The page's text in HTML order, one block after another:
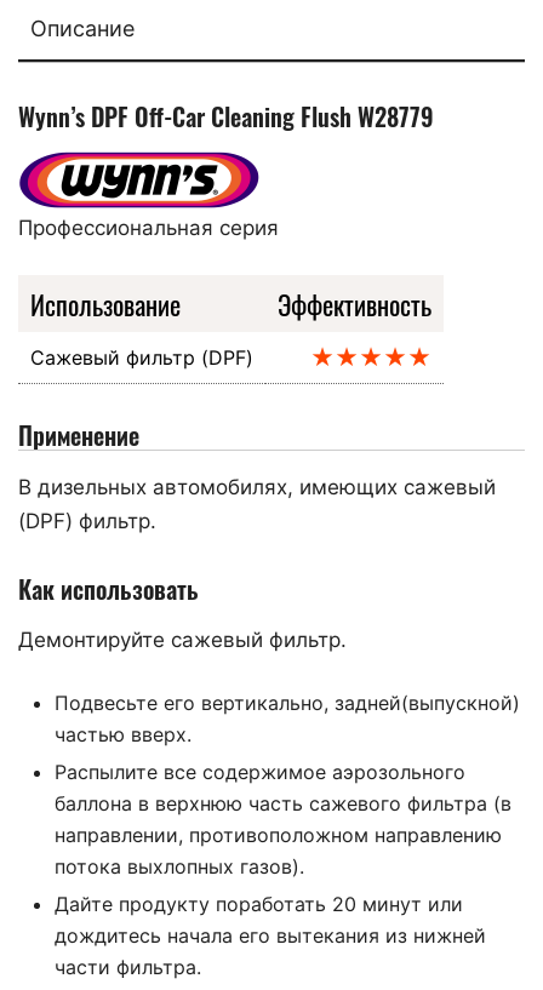
Описание
Wynn’s DPF Off-Car Cleaning Flush W28779
Профессиональная серия
Использование Эффективность
Сажевый фильтр (DPF) ★★★★★
Применение
В дизельных автомобилях, имеющих сажевый
(DPF) фильтр.
Как использовать
Демонтируйте сажевый фильтр.
Подвесьте его вертикально, задней(выпускной)
частью вверх.
Распылите все содержимое аэрозольного
баллона в верхнюю часть сажевого фильтра (в
направлении, противоположном направлению
потока выхлопных газов).
Дайте продукту поработать 20 минут или
дождитесь начала его вытекания из нижней
части фильтра.